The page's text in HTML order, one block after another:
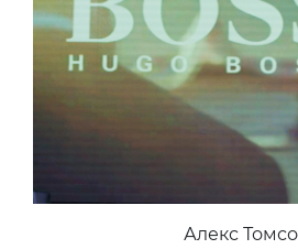
Алекс